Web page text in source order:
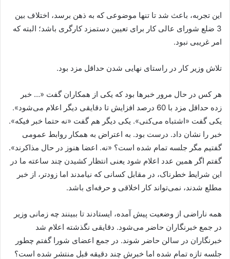
این تجربه، باعث شد تا تنها موضوعی که به ذهن برسد، اختلاف بین
3 ضلع شورای عالی کار برای تعیین دستمزد کارگری باشد؛ البته که
امر غریبی نبود.
تلاش وزیر کار در راستای نهایی شدن حداقل مزد بود.
هر کس در حال مرور خبرها بود که یکی از همکاران گفت «… خبر
زده حداقل مزد با 60 درصد افزایش تا دقایقی دیگر اعلام می‌شود».
یکی گفت «اشتباه می‌کنی». یکی دیگر هم گفت «نه حتما خبر فیکه».
خبر را نشان داد. درست بود. به اعتراض به همکار روابط عمومی
گفتیم مگر جلسه تمام شده است؟ «نه. اعضا هنوز در حال مذاکرند».
گفتم اگر همین عدد اعلام شود یعنی انتظار کشیدن چند ساعته ما در
این شرایط خطرناک، در مقابل کسانی که نیامدند اما زودتر، از خبر
مطلع شدند، نمی‌تواند کار اخلاقی و حرفه‌ای باشد.
همه ناراضی از وضعیت پیش آمده، ایستادند تا ببینند چه زمانی وزیر
در جمع خبرنگاران حاضر می‌شود. دقایقی نگذشته اعلام شد
خبرنگاران در سالن حاضر شوند. در جمع اعضای شورا گفتم چطور
جلسه تازه تمام شده اما خبرش چند دقیقه قبل منتشر شده است؟